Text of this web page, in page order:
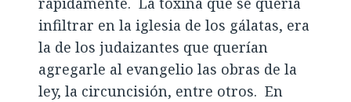
infiltrar en la iglesia de los gálatas, era
la de los judaizantes que querían
agregarle al evangelio las obras de la
ley, la circuncisión, entre otros. En